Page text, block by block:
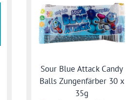
Sour Blue Attack Candy
Balls Zungenfärber 30 x
35g